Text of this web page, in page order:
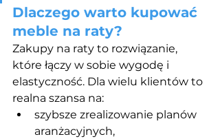
Dlaczego warto kupować
meble na raty?
Zakupy na raty to rozwiązanie,
które łączy w sobie wygodę i
elastyczność. Dla wielu klientów to
realna szansa na:
szybsze zrealizowanie planów
aranżacyjnych,